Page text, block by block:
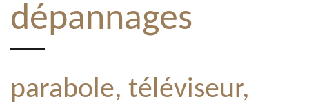
dépannages
parabole, téléviseur,